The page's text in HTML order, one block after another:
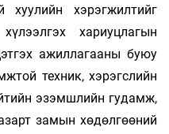
хуулийн хэрэгжилтийг
хариуцлагын
ажиллагааны буюу
техник, хэрэгслийн
эзэмшлийн гудамж,
замын хөдөлгөөний